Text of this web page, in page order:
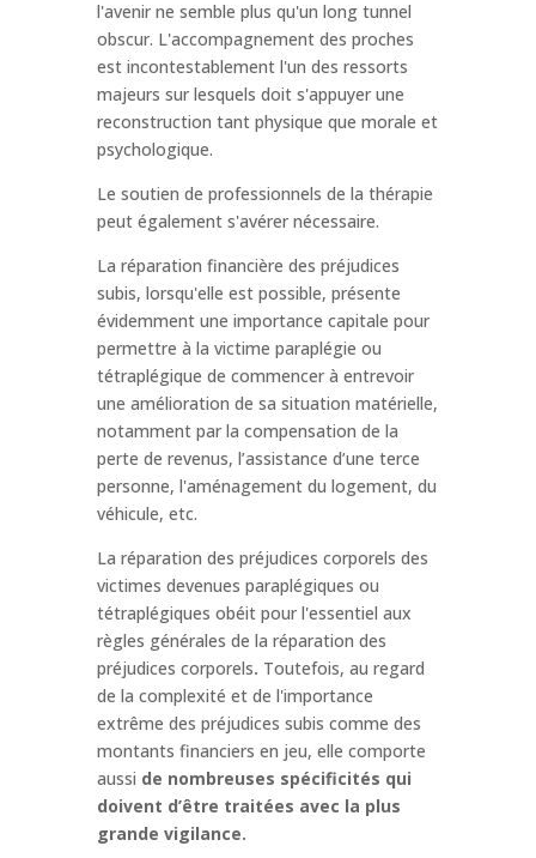
l'avenir ne semble plus qu'un long tunnel
obscur. L'accompagnement des proches
est incontestablement l'un des ressorts
majeurs sur lesquels doit s'appuyer une
reconstruction tant physique que morale et
psychologique.
Le soutien de professionnels de la thérapie
peut également s'avérer nécessaire.
La réparation financière des préjudices
subis, lorsqu'elle est possible, présente
évidemment une importance capitale pour
permettre à la victime paraplégie ou
tétraplégique de commencer à entrevoir
une amélioration de sa situation matérielle,
notamment par la compensation de la
perte de revenus, l’assistance d’une terce
personne, l'aménagement du logement, du
véhicule, etc.
La réparation des préjudices corporels des
victimes devenues paraplégiques ou
tétraplégiques obéit pour l'essentiel aux
règles générales de la réparation des
préjudices corporels. Toutefois, au regard
de la complexité et de l'importance
extrême des préjudices subis comme des
montants financiers en jeu, elle comporte
aussi de nombreuses spécificités qui
doivent d’être traitées avec la plus
grande vigilance.